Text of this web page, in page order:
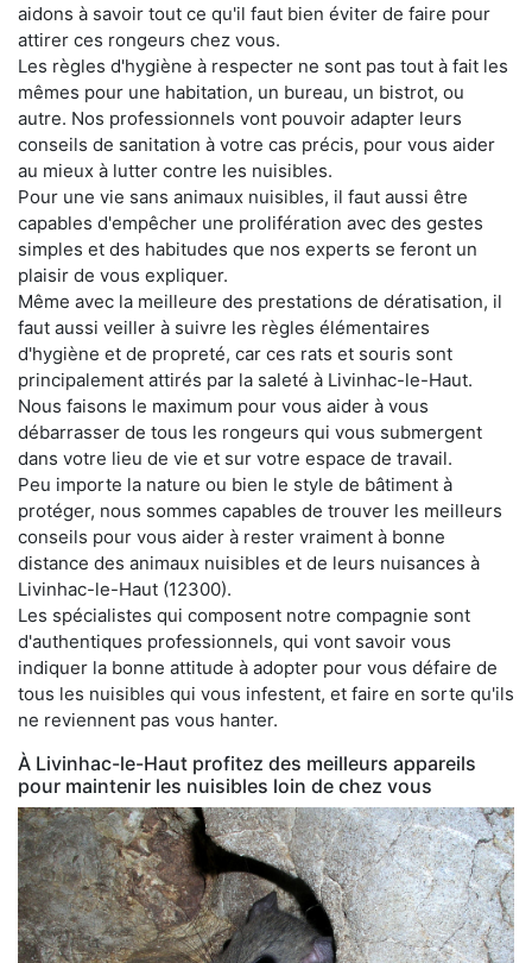
aidons à savoir tout ce qu'il faut bien éviter de faire pour
attirer ces rongeurs chez vous.
Les règles d'hygiène à respecter ne sont pas tout à fait les
mêmes pour une habitation, un bureau, un bistrot, ou
autre. Nos professionnels vont pouvoir adapter leurs
conseils de sanitation à votre cas précis, pour vous aider
au mieux à lutter contre les nuisibles.
Pour une vie sans animaux nuisibles, il faut aussi être
capables d'empêcher une prolifération avec des gestes
simples et des habitudes que nos experts se feront un
plaisir de vous expliquer.
Même avec la meilleure des prestations de dératisation, il
faut aussi veiller à suivre les règles élémentaires
d'hygiène et de propreté, car ces rats et souris sont
principalement attirés par la saleté à Livinhac-le-Haut.
Nous faisons le maximum pour vous aider à vous
débarrasser de tous les rongeurs qui vous submergent
dans votre lieu de vie et sur votre espace de travail.
Peu importe la nature ou bien le style de bâtiment à
protéger, nous sommes capables de trouver les meilleurs
conseils pour vous aider à rester vraiment à bonne
distance des animaux nuisibles et de leurs nuisances à
Livinhac-le-Haut (12300).
Les spécialistes qui composent notre compagnie sont
d'authentiques professionnels, qui vont savoir vous
indiquer la bonne attitude à adopter pour vous défaire de
tous les nuisibles qui vous infestent, et faire en sorte qu'ils
ne reviennent pas vous hanter.
À Livinhac-le-Haut profitez des meilleurs appareils
pour maintenir les nuisibles loin de chez vous